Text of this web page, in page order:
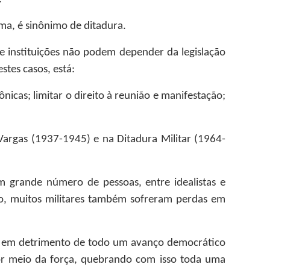
é sinônimo de ditadura.
instituições não podem depender da legislação
casos, está:
limitar o direito à reunião e manifestação;
(1937-1945) e na Ditadura Militar (1964-
número de pessoas, entre idealistas e
muitos militares também sofreram perdas em
detrimento de todo um avanço democrático
meio da força, quebrando com isso toda uma